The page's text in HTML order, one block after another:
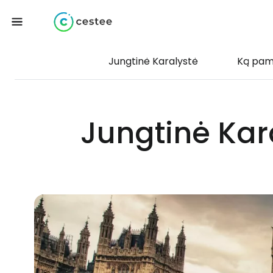
Jungtinė Karalystė Ką
Jungtinė